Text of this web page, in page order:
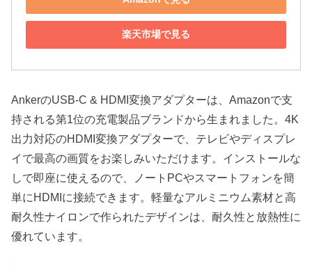
楽天市場で見る
AnkerのUSB-C & HDMI変換アダプターは、Amazonで支
持される第1位の充電製品ブランドから生まれました。4K
出力対応のHDMI変換アダプターで、テレビやディスプレ
イで最高の画質をお楽しみいただけます。インストールな
しで即座に使えるので、ノートPCやスマートフォンを簡
単にHDMIに接続できます。軽量なアルミニウム素材と高
耐久性ナイロンで作られたデザインは、耐久性と放熱性に
優れています。